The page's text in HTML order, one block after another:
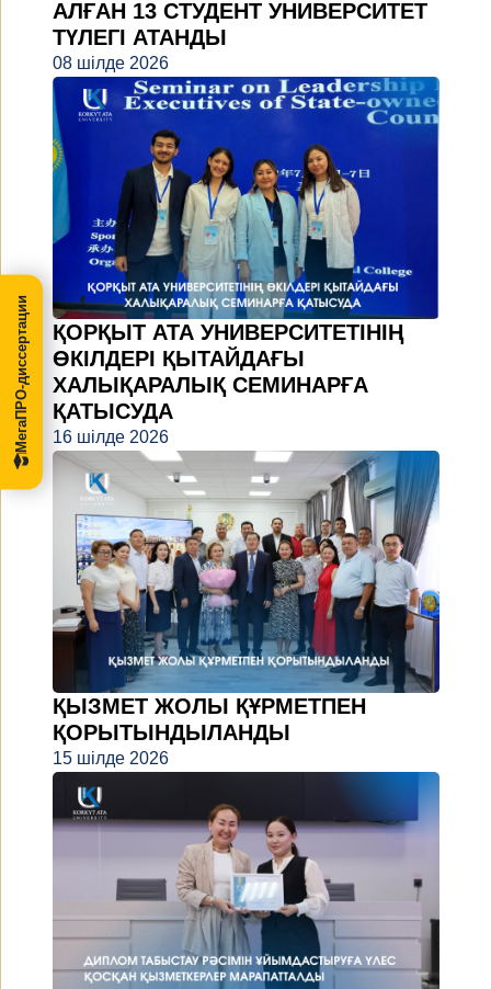
АЛҒАН 13 СТУДЕНТ УНИВЕРСИТЕТ
ТҮЛЕГІ АТАНДЫ
08 шілде 2026
ҚОРҚЫТ АТА УНИВЕРСИТЕТІНІҢ
ӨКІЛДЕРІ ҚЫТАЙДАҒЫ
ХАЛЫҚАРАЛЫҚ СЕМИНАРҒА
ҚАТЫСУДА
16 шілде 2026
ҚЫЗМЕТ ЖОЛЫ ҚҰРМЕТПЕН
ҚОРЫТЫНДЫЛАНДЫ
15 шілде 2026
МегаПРО-диссертации